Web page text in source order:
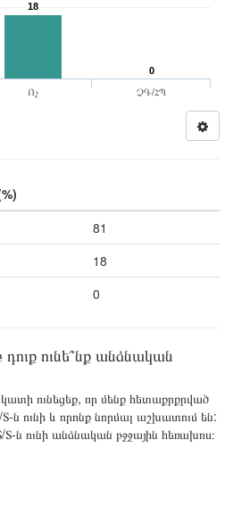
18
0
Ոչ ՉԳ/ՀՊ
81
18
0
ունե՞նք անձնական
ունեցեք, որ մենք հետաքրքրված
ն ունի և որոնք նորմալ աշխատում են:
ն ունի անձնական բջջային հեռախոս։